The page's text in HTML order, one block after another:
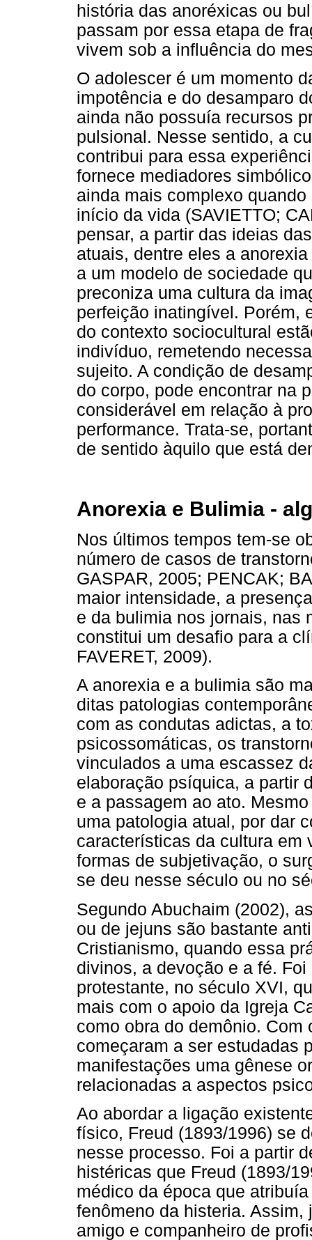
história das anoréxicas ou
passam por essa etapa de
vivem sob a influência do
O adolescer é um momento
impotência e do desamparo
ainda não possuía recursos
pulsional. Nesse sentido, a
contribui para essa
fornece mediadores
ainda mais complexo
início da vida (SAVIETTO;
pensar, a partir das ideias
atuais, dentre eles a
a um modelo de sociedade
preconiza uma cultura da
perfeição inatingível. Porém,
do contexto sociocultural
indivíduo, remetendo
sujeito. A condição de
do corpo, pode encontrar na
considerável em relação à
performance. Trata-se,
de sentido àquilo que está
Anorexia e Bulimia -
Nos últimos tempos tem-se
número de casos de
GASPAR, 2005; PENCAK;
maior intensidade, a
e da bulimia nos jornais, nas
constitui um desafio para a
FAVERET, 2009).
A anorexia e a bulimia são
ditas patologias
com as condutas adictas, a
psicossomáticas, os
vinculados a uma escassez
elaboração psíquica, a partir
e a passagem ao ato.
uma patologia atual, por dar
características da cultura em
formas de subjetivação, o
se deu nesse século ou no
Segundo Abuchaim (2002),
ou de jejuns são bastante
Cristianismo, quando essa
divinos, a devoção e a fé.
protestante, no século XVI,
mais com o apoio da Igreja
como obra do demônio.
começaram a ser estudadas
manifestações uma gênese
relacionadas a aspectos
Ao abordar a ligação
físico, Freud (1893/1996) se
nesse processo. Foi a partir
histéricas que Freud (1893/
médico da época que
fenômeno da histeria.
amigo e companheiro de